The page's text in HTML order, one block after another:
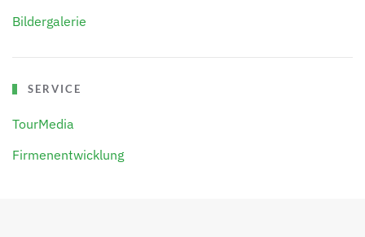
Bildergalerie
SERVICE
TourMedia
Firmenentwicklung